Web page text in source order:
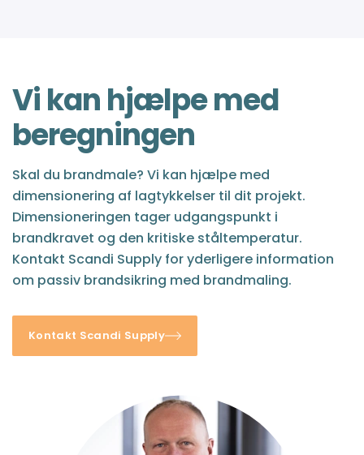
Vi kan hjælpe med
beregningen
Skal du brandmale? Vi kan hjælpe med
dimensionering af lagtykkelser til dit projekt.
Dimensioneringen tager udgangspunkt i
brandkravet og den kritiske ståltemperatur.
Kontakt Scandi Supply for yderligere information
om passiv brandsikring med brandmaling.
Kontakt Scandi Supply